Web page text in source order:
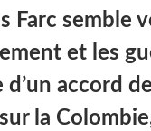
Farc semble
et les
accord
la